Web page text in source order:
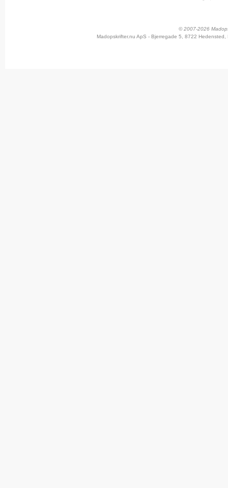
© 2007-2026
Madopskrifter.nu ApS - Bjerregade 5, 8722